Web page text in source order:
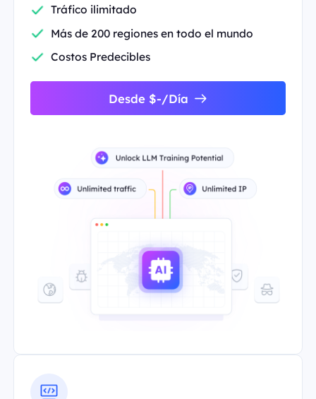
Tráfico ilimitado
Más de 200 regiones en todo el mundo
Costos Predecibles
Desde $-/Día